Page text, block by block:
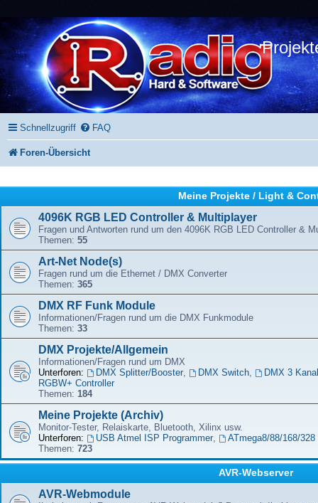
Schnellzugriff FAQ
Foren-Übersicht
Meine Projekte / Light &
4096K RGB LED Controller & Multiplayer
Fragen und Antworten rund um den 4096K RGB LED Controller &
Themen: 55
Art-Net Node(s)
Fragen rund um die Ethernet / DMX Converter
Themen: 365
DMX RF Funk Module
Informationen/Fragen rund um die DMX Funkmodule
Themen: 33
DMX Projekte/Allgemein
Informationen/Fragen rund um DMX
Unterforen:
DMX Splitter/Booster, DMX Switch,
DMX 3
RGBW+ Controller
Themen: 184
Meine Projekte (Archiv)
Monitor-Tester, Relaiskarte, Bluetooth, Xilinx usw.
Unterforen:
USB Atmel ISP Programmer,
ATmega8/88/168/
Themen: 723
AVR-Webserver
AVR-Webmodule